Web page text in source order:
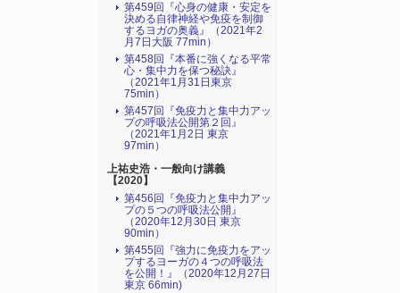
第459回『心身の健康・安定を
決める自律神経や免疫を制御
するヨガの奥義』（2021年2
月7日大阪 77min）
第458回『本番に強くなる平常
心・集中力を保つ秘訣』
（2021年1月31日東京
75min）
第457回『免疫力と集中力アッ
プの呼吸法公開第２回』
（2021年1月2日 東京
97min）
上祐史浩・一般向け講義
【2020】
第456回『免疫力と集中力アッ
プの５つの呼吸法公開』
（2020年12月30日 東京
90min）
第455回『強力に免疫力をアッ
プするヨーガの４つの呼吸法
を公開！』（2020年12月27日
東京 66min)